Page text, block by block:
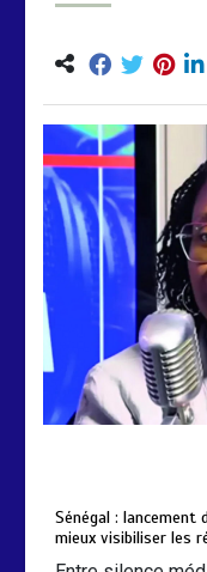
Sénégal : lancement
mieux visibiliser les